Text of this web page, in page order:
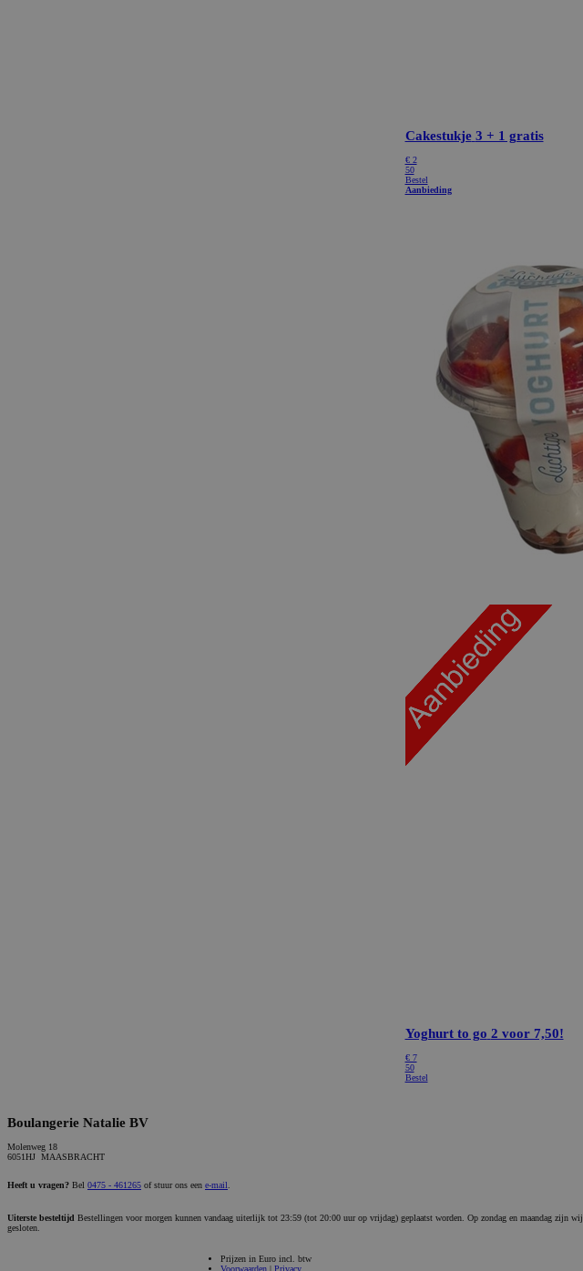
Cakestukje 3 + 1 gratis
€ 2
50
Bestel
Aanbieding
Yoghurt to go 2 voor 7,50!
€ 7
50
Bestel
Boulangerie Natalie BV
Molenweg 18
6051HJ MAASBRACHT
Heeft u vragen? Bel 0475 - 461265 of stuur ons een e-mail
Uiterste besteltijd Bestellingen voor morgen kunnen vandaag uiterlijk tot 23:59 (tot 20:00 uur op vrijdag) geplaatst worden. Op zondag en maandag zijn wij
gesloten.
Prijzen in Euro incl. btw
Voorwaarden | Privacy